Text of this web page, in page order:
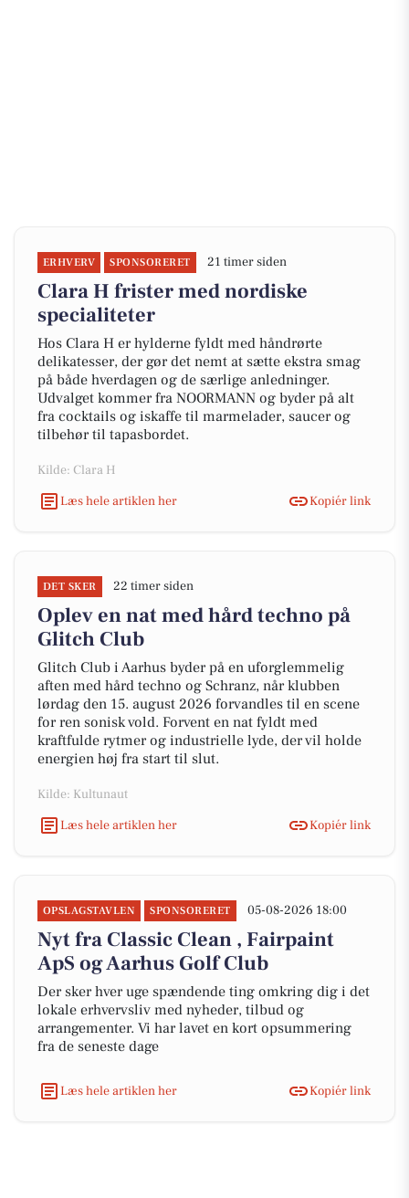
ERHVERV SPONSORERET 21 timer siden
Clara H frister med nordiske
specialiteter
Hos Clara H er hylderne fyldt med håndrørte
delikatesser, der gør det nemt at sætte ekstra smag
på både hverdagen og de særlige anledninger.
Udvalget kommer fra NOORMANN og byder på alt
fra cocktails og iskaffe til marmelader, saucer og
tilbehør til tapasbordet.
Kilde: Clara H
Læs hele artiklen her
Kopiér link
DET SKER 22 timer siden
Oplev en nat med hård techno på
Glitch Club
Glitch Club i Aarhus byder på en uforglemmelig
aften med hård techno og Schranz, når klubben
lørdag den 15. august 2026 forvandles til en scene
for ren sonisk vold. Forvent en nat fyldt med
kraftfulde rytmer og industrielle lyde, der vil holde
energien høj fra start til slut.
Kilde: Kultunaut
Læs hele artiklen her
Kopiér link
OPSLAGSTAVLEN SPONSORERET 05-08-2026 18:00
Nyt fra Classic Clean , Fairpaint
ApS og Aarhus Golf Club
Der sker hver uge spændende ting omkring dig i det
lokale erhvervsliv med nyheder, tilbud og
arrangementer. Vi har lavet en kort opsummering
fra de seneste dage
Læs hele artiklen her Kopiér link